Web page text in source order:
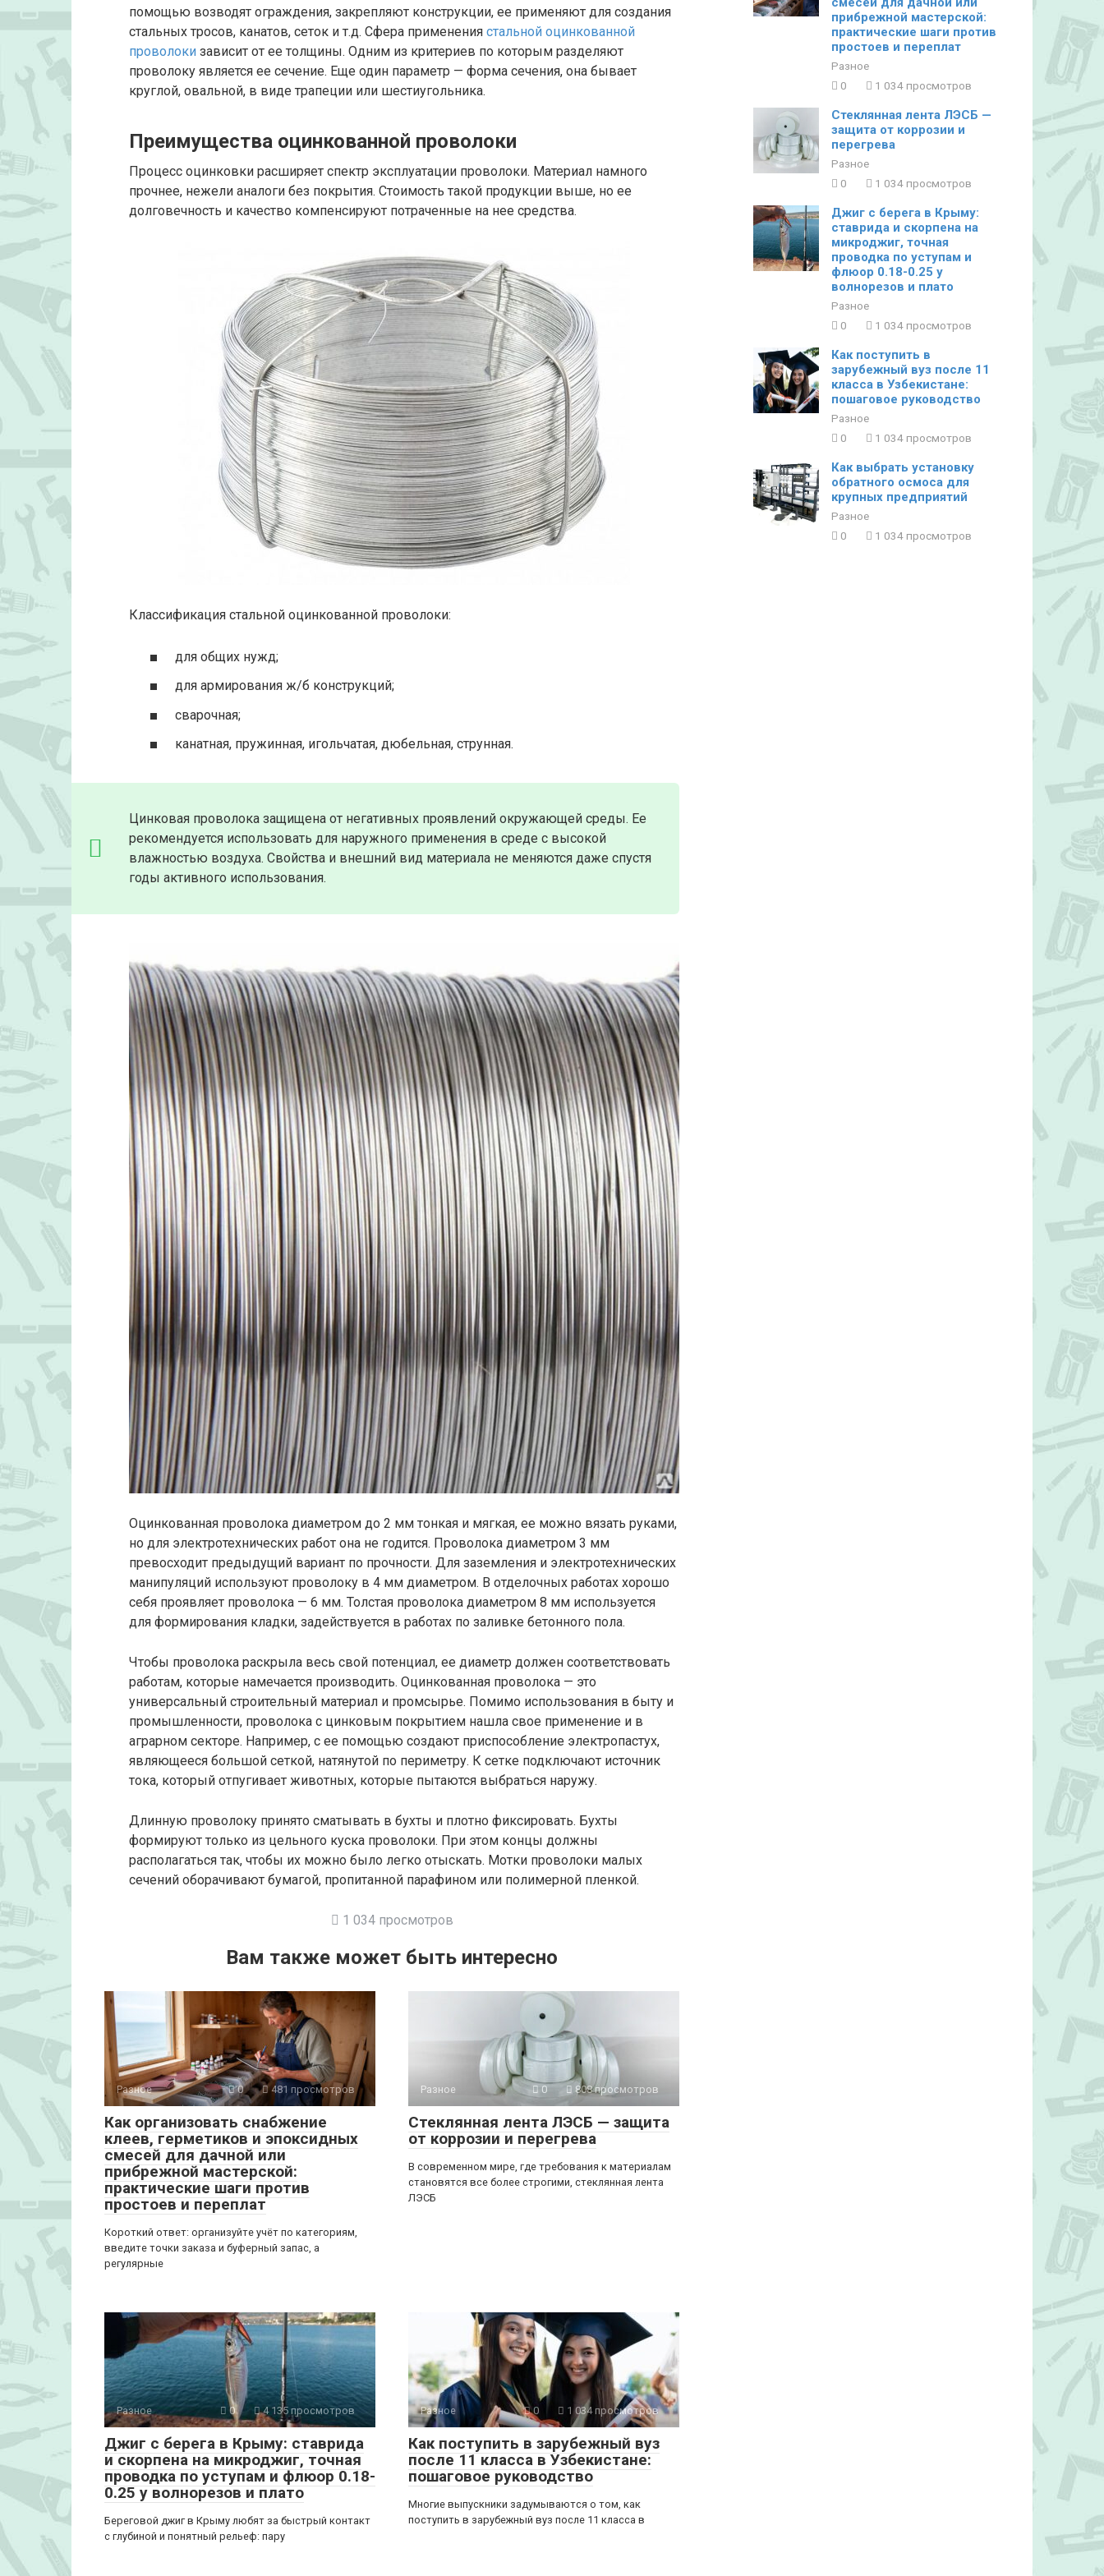
помощью возводят ограждения, закрепляют конструкции, ее применяют для создания
стальных тросов, канатов, сеток и т.д. Сфера применения стальной оцинкованной
проволоки зависит от ее толщины. Одним из критериев по которым разделяют
проволоку является ее сечение. Еще один параметр — форма сечения, она бывает
круглой, овальной, в виде трапеции или шестиугольника.
Преимущества оцинкованной проволоки
Процесс оцинковки расширяет спектр эксплуатации проволоки. Материал намного
прочнее, нежели аналоги без покрытия. Стоимость такой продукции выше, но ее
долговечность и качество компенсируют потраченные на нее средства.
Классификация стальной оцинкованной проволоки:
для общих нужд;
для армирования ж/б конструкций;
сварочная;
канатная, пружинная, игольчатая, дюбельная, струнная.
Цинковая проволока защищена от негативных проявлений окружающей среды. Ее
рекомендуется использовать для наружного применения в среде с высокой
влажностью воздуха. Свойства и внешний вид материала не меняются даже спустя
годы активного использования.
Оцинкованная проволока диаметром до 2 мм тонкая и мягкая, ее можно вязать руками,
но для электротехнических работ она не годится. Проволока диаметром 3 мм
превосходит предыдущий вариант по прочности. Для заземления и электротехнических
манипуляций используют проволоку в 4 мм диаметром. В отделочных работах хорошо
себя проявляет проволока — 6 мм. Толстая проволока диаметром 8 мм используется
для формирования кладки, задействуется в работах по заливке бетонного пола.
Чтобы проволока раскрыла весь свой потенциал, ее диаметр должен соответствовать
работам, которые намечается производить. Оцинкованная проволока — это
универсальный строительный материал и промсырье. Помимо использования в быту и
промышленности, проволока с цинковым покрытием нашла свое применение и в
аграрном секторе. Например, с ее помощью создают приспособление электропастух,
являющееся большой сеткой, натянутой по периметру. К сетке подключают источник
тока, который отпугивает животных, которые пытаются выбраться наружу.
Длинную проволоку принято сматывать в бухты и плотно фиксировать. Бухты
формируют только из цельного куска проволоки. При этом концы должны
располагаться так, чтобы их можно было легко отыскать. Мотки проволоки малых
сечений оборачивают бумагой, пропитанной парафином или полимерной пленкой.
1 034 просмотров
Вам также может быть интересно
Разное 0 481 просмотров
Как организовать снабжение
клеев, герметиков и эпоксидных
смесей для дачной или
прибрежной мастерской:
практические шаги против
простоев и переплат
Короткий ответ: организуйте учёт по категориям,
введите точки заказа и буферный запас, а
регулярные
Разное 0 808 просмотров
Стеклянная лента ЛЭСБ — защита
от коррозии и перегрева
В современном мире, где требования к материалам
становятся все более строгими, стеклянная лента
ЛЭСБ
Разное 0 4 135 просмотров
Джиг с берега в Крыму: ставрида
и скорпена на микроджиг, точная
проводка по уступам и флюор 0.18-
0.25 у волнорезов и плато
Береговой джиг в Крыму любят за быстрый контакт
с глубиной и понятный рельеф: пару
Разное 0 1 034 просмотров
Как поступить в зарубежный вуз
после 11 класса в Узбекистане:
пошаговое руководство
Многие выпускники задумываются о том, как
поступить в зарубежный вуз после 11 класса в
прибрежной мастерской:
практические шаги против
простоев и переплат
Разное
0
1 034 просмотров
Стеклянная лента ЛЭСБ —
защита от коррозии и
перегрева
Разное
0
1 034 просмотров
Джиг с берега в Крыму:
ставрида и скорпена на
микроджиг, точная
проводка по уступам и
флюор 0.18-0.25 у
волнорезов и плато
Разное
0
1 034 просмотров
Как поступить в
зарубежный вуз после 11
класса в Узбекистане:
пошаговое руководство
Разное
0
1 034 просмотров
Как выбрать установку
обратного осмоса для
крупных предприятий
Разное
0
1 034 просмотров